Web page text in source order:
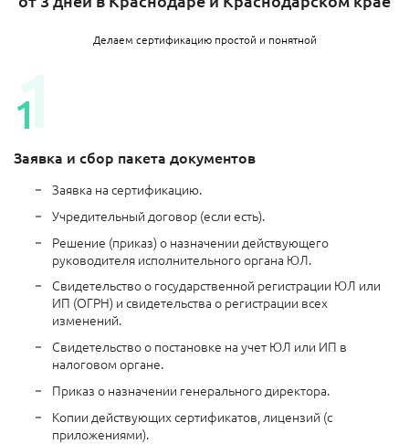
Делаем сертификацию простой и понятной
Заявка и сбор пакета документов
Заявка на сертификацию.
Учредительный договор (если есть).
Решение (приказ) о назначении действующего
руководителя исполнительного органа ЮЛ.
Свидетельство о государственной регистрации ЮЛ или
ИП (ОГРН) и свидетельства о регистрации всех
изменений.
Свидетельство о постановке на учет ЮЛ или ИП в
налоговом органе.
Приказ о назначении генерального директора.
Копии действующих сертификатов, лицензий (с
приложениями).